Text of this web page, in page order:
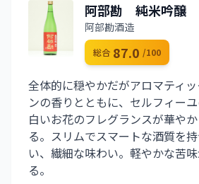
阿部勘 純米吟醸
阿部勘酒造
総合 87.0 /100
全体的に穏やかだがアロマティ
ンの香りとともに、セルフィーユ
白いお花のフレグランスが華や
る。スリムでスマートな酒質を
い、繊細な味わい。軽やかな苦
る。